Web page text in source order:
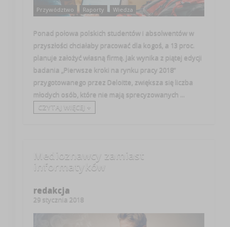
Przywództwo Raporty Wiedza
Ponad połowa polskich studentów i absolwentów w
przyszłości chciałaby pracować dla kogoś, a 13 proc.
planuje założyć własną firmę. Jak wynika z piątej edycji
badania „Pierwsze kroki na rynku pracy 2018”
przygotowanego przez Deloitte, zwiększa się liczba
młodych osób, które nie mają sprecyzowanych ...
CZYTAJ WIĘCEJ +
Medioznawcy zamiast
informatyków
redakcja
29 stycznia 2018